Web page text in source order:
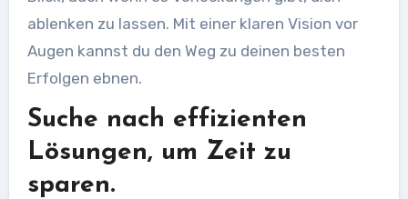
ablenken zu lassen. Mit einer klaren Vision vor
Augen kannst du den Weg zu deinen besten
Erfolgen ebnen.
Suche nach effizienten
Lösungen, um Zeit zu
sparen.